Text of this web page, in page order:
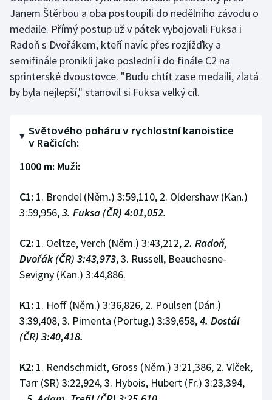
Janem Štěrbou a oba postoupili do nedělního závodu o
medaile. Přímý postup už v pátek vybojovali Fuksa i
Radoň s Dvořákem, kteří navíc přes rozjížďky a
semifinále pronikli jako poslední i do finále C2 na
sprinterské dvoustovce. "Budu chtít zase medaili, zlatá
by byla nejlepší," stanovil si Fuksa velký cíl.
Světového poháru v rychlostní kanoistice
v Račicích:
1000 m: Muži:
C1: 1. Brendel (Něm.) 3:59,110, 2. Oldershaw (Kan.)
3:59,956,3. Fuksa (ČR) 4:01,052.
C2: 1. Oeltze, Verch (Něm.) 3:43,212,2. Radoň,
Dvořák (ČR) 3:43,973, 3. Russell, Beauchesne-
Sevigny (Kan.) 3:44,886.
K1: 1. Hoff (Něm.) 3:36,826, 2. Poulsen (Dán.)
3:39,408, 3. Pimenta (Portug.) 3:39,658,4. Dostál
(ČR) 3:40,418.
K2: 1. Rendschmidt, Gross (Něm.) 3:21,386, 2. Vlček,
Tarr (SR) 3:22,924, 3. Hybois, Hubert (Fr.) 3:23,394,